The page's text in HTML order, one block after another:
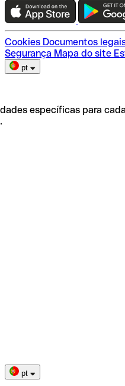
Escolha do plano
Cookies Documentos
Segurança Mapa do site
pt
específicas para cada
pt